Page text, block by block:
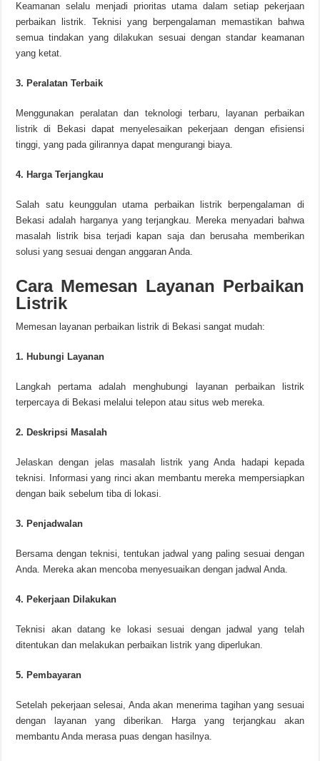
Keamanan selalu menjadi prioritas utama dalam setiap pekerjaan
perbaikan listrik. Teknisi yang berpengalaman memastikan bahwa
semua tindakan yang dilakukan sesuai dengan standar keamanan
yang ketat.
3. Peralatan Terbaik
Menggunakan peralatan dan teknologi terbaru, layanan perbaikan
listrik di Bekasi dapat menyelesaikan pekerjaan dengan efisiensi
tinggi, yang pada gilirannya dapat mengurangi biaya.
4. Harga Terjangkau
Salah satu keunggulan utama perbaikan listrik berpengalaman di
Bekasi adalah harganya yang terjangkau. Mereka menyadari bahwa
masalah listrik bisa terjadi kapan saja dan berusaha memberikan
solusi yang sesuai dengan anggaran Anda.
Cara Memesan Layanan Perbaikan
Listrik
Memesan layanan perbaikan listrik di Bekasi sangat mudah:
1. Hubungi Layanan
Langkah pertama adalah menghubungi layanan perbaikan listrik
terpercaya di Bekasi melalui telepon atau situs web mereka.
2. Deskripsi Masalah
Jelaskan dengan jelas masalah listrik yang Anda hadapi kepada
teknisi. Informasi yang rinci akan membantu mereka mempersiapkan
dengan baik sebelum tiba di lokasi.
3. Penjadwalan
Bersama dengan teknisi, tentukan jadwal yang paling sesuai dengan
Anda. Mereka akan mencoba menyesuaikan dengan jadwal Anda.
4. Pekerjaan Dilakukan
Teknisi akan datang ke lokasi sesuai dengan jadwal yang telah
ditentukan dan melakukan perbaikan listrik yang diperlukan.
5. Pembayaran
Setelah pekerjaan selesai, Anda akan menerima tagihan yang sesuai
dengan layanan yang diberikan. Harga yang terjangkau akan
membantu Anda merasa puas dengan hasilnya.